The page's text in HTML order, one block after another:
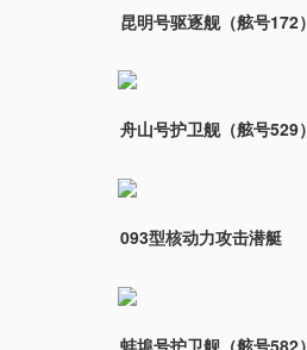
昆明号驱逐舰（舷号172）
舟山号护卫舰（舷号529）
093型核动力攻击潜艇
蚌埠号护卫舰（舷号582）